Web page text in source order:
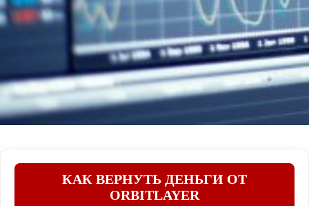
КАК ВЕРНУТЬ ДЕНЬГИ ОТ
ORBITLAYER